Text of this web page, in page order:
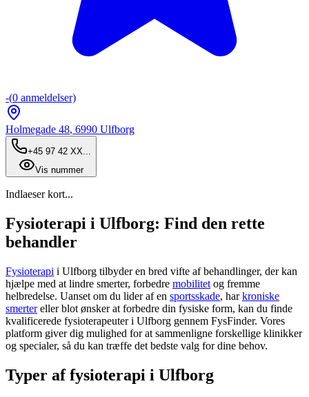
-(0 anmeldelser)
Holmegade 48, 6990 Ulfborg
+45 97 42 XX...
Vis nummer
Indlaeser kort...
Fysioterapi i Ulfborg: Find den rette
behandler
Fysioterapi i Ulfborg tilbyder en bred vifte af behandlinger, der kan
hjælpe med at lindre smerter, forbedre mobilitet og fremme
helbredelse. Uanset om du lider af en sportsskade, harkroniske
smertereller blot ønsker at forbedre din fysiske form, kan du finde
kvalificerede fysioterapeuter i Ulfborg gennem FysFinder. Vores
platform giver dig mulighed for at sammenligne forskellige klinikker
og specialer, så du kan træffe det bedste valg for dine behov.
Typer af fysioterapi i Ulfborg